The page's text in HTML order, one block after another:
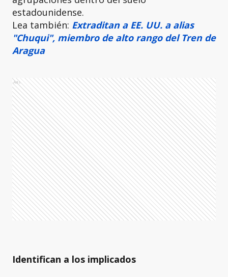
estadounidense.
Lea también: Extraditan a EE. UU. a alias
"Chuqui", miembro de alto rango del Tren de
Aragua
Ads
Identifican a los implicados